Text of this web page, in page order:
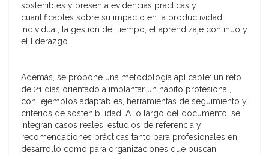
sostenibles y presenta evidencias prácticas y
cuantificables sobre su impacto en la productividad
individual, la gestión del tiempo, el aprendizaje continuo y
el liderazgo.
Además, se propone una metodología aplicable: un reto
de 21 días orientado a implantar un hábito profesional,
con ejemplos adaptables, herramientas de seguimiento y
criterios de sostenibilidad. A lo largo del documento, se
integran casos reales, estudios de referencia y
recomendaciones prácticas tanto para profesionales en
desarrollo como para organizaciones que buscan